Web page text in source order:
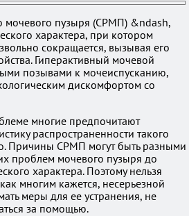
мочевого пузыря (СРМП) &ndash,
характера, при котором
сокращается, вызывая его
Гиперактивный мочевой
позывами к мочеиспусканию,
дискомфортом со
многие предпочитают
распространенности такого
Причины СРМП могут быть разными
проблем мочевого пузыря до
характера. Поэтому нельзя
многим кажется, несерьезной
меры для ее устранения, не
за помощью.